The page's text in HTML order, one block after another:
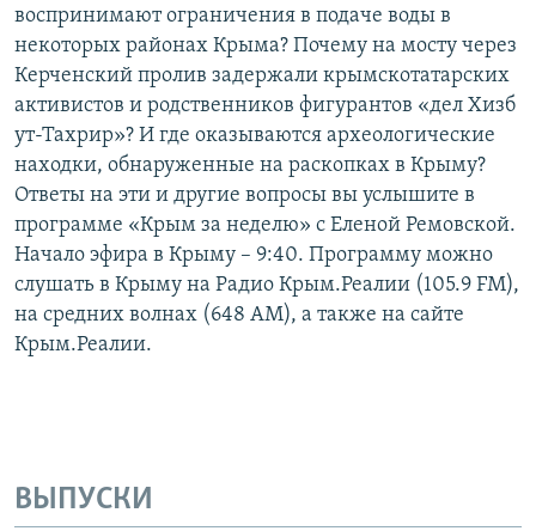
воспринимают ограничения в подаче воды в
некоторых районах Крыма? Почему на мосту через
Керченский пролив задержали крымскотатарских
активистов и родственников фигурантов «дел Хизб
ут-Тахрир»? И где оказываются археологические
находки, обнаруженные на раскопках в Крыму?
Ответы на эти и другие вопросы вы услышите в
программе «Крым за неделю» с Еленой Ремовской.
Начало эфира в Крыму – 9:40. Программу можно
слушать в Крыму на Радио Крым.Реалии (105.9 FM),
на средних волнах (648 АМ), а также на сайте
Крым.Реалии.
ВЫПУСКИ